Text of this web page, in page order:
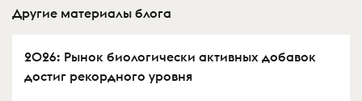
Другие материалы блога
2026: Рынок биологически активных добавок
достиг рекордного уровня